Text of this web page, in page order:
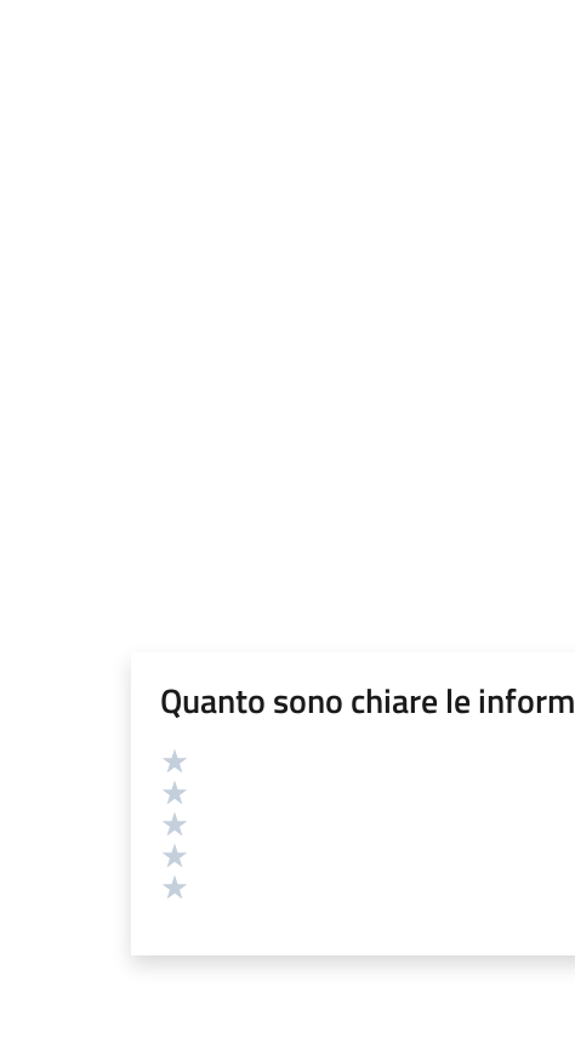
Quanto sono chiare le
Valutazione